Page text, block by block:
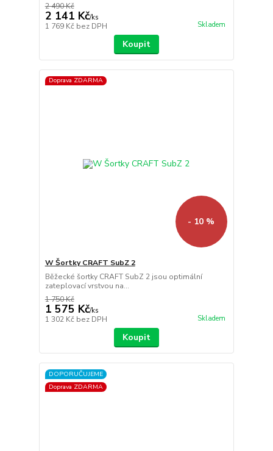
2 490 Kč
2 141 Kč/ks
1 769 Kč bez DPH Skladem
Koupit
Doprava ZDARMA
- 10 %
W Šortky CRAFT SubZ 2
Běžecké šortky CRAFT SubZ 2 jsou optimální
zateplovací vrstvou na...
1 750 Kč
1 575 Kč/ks
1 302 Kč bez DPH Skladem
Koupit
DOPORUČUJEME
Doprava ZDARMA